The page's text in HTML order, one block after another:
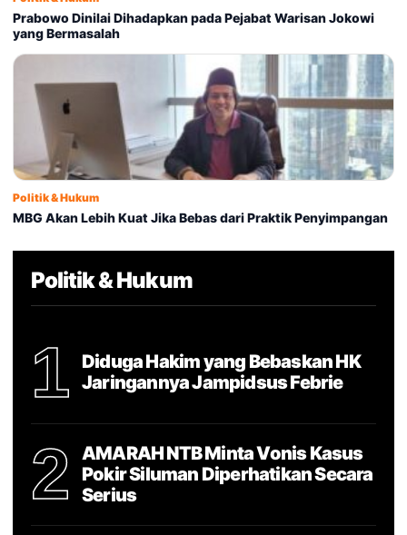
Prabowo Dinilai Dihadapkan pada Pejabat Warisan Jokowi
yang Bermasalah
Politik & Hukum
MBG Akan Lebih Kuat Jika Bebas dari Praktik Penyimpangan
Politik & Hukum
1
Diduga Hakim yang Bebaskan HK
Jaringannya Jampidsus Febrie
2
AMARAH NTB Minta Vonis Kasus
Pokir Siluman Diperhatikan Secara
Serius